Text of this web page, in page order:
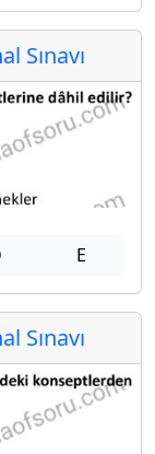
Sınavı
E
Sınavı